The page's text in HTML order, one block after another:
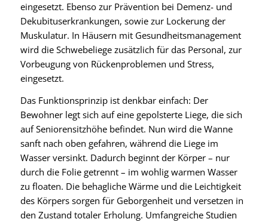
eingesetzt. Ebenso zur Prävention bei Demenz- und
Dekubituserkrankungen, sowie zur Lockerung der
Muskulatur. In Häusern mit Gesundheitsmanagement
wird die Schwebeliege zusätzlich für das Personal, zur
Vorbeugung von Rückenproblemen und Stress,
eingesetzt.
Das Funktionsprinzip ist denkbar einfach: Der
Bewohner legt sich auf eine gepolsterte Liege, die sich
auf Seniorensitzhöhe befindet. Nun wird die Wanne
sanft nach oben gefahren, während die Liege im
Wasser versinkt. Dadurch beginnt der Körper – nur
durch die Folie getrennt – im wohlig warmen Wasser
zu floaten. Die behagliche Wärme und die Leichtigkeit
des Körpers sorgen für Geborgenheit und versetzen in
den Zustand totaler Erholung. Umfangreiche Studien